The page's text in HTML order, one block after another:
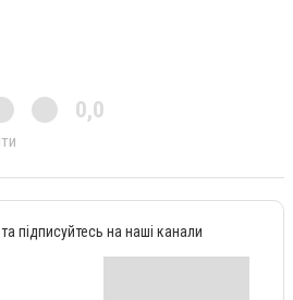
0,0
підписуйтесь на наші канали